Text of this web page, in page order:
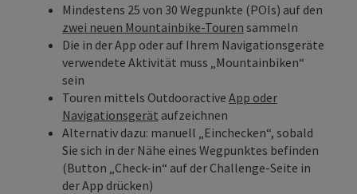
Mindestens 25 von 30 Wegpunkte (POIs) auf den
zwei neuen Mountainbike-Touren sammeln
Die in der App oder auf Ihrem Navigationsgeräte
verwendete Aktivität muss „Mountainbiken“
sein
Touren mittels Outdooractive App oder
Navigationsgerät aufzeichnen
Alternativ dazu: manuell „Einchecken“, sobald
Sie sich in der Nähe eines Wegpunktes befinden
(Button „Check-in“ auf der Challenge-Seite in
der App drücken)